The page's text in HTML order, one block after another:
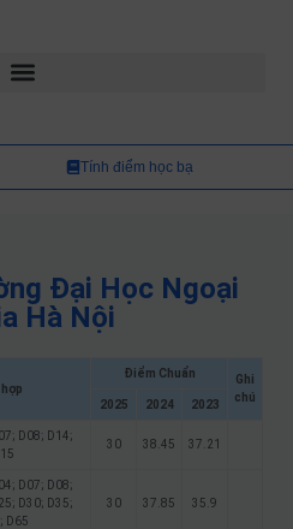
Tính điểm học bạ
Đại Học Ngoại
Hà Nội
Điểm Chuẩn
Ghi
chú
2025 2024 2023
D08; D14;
30 38.45 37.21
D07; D08;
D30; D35;
D65
30 37.85 35.9